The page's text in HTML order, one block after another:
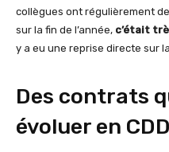
collègues ont régulièrement de
sur la fin de l’année, c’était
y a eu une reprise directe sur
Des contrats
évoluer en